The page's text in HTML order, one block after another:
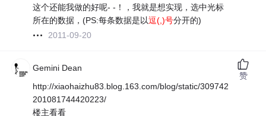
这个还能我做的好呢- -！，我就是想实现，选中光标
所在的数据，(PS:每条数据是以逗(,)号分开的)
2011-09-20
Gemini Dean
http://xiaohaizhu83.blog.163.com/blog/static/309742
201081744420223/
楼主看看
赞